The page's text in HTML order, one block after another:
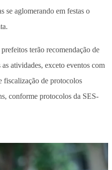
se aglomerando em festas o
terão recomendação de
atividades, exceto eventos com
fiscalização de protocolos
conforme protocolos da SES-